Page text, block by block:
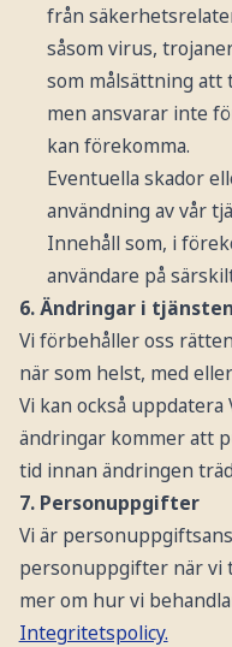
från
såsom virus,
som målsättning att
men ansvarar inte
kan förekomma.
Eventuella skador
användning av vår
Innehåll som, i
användare på
6. Ändringar i
Vi förbehåller oss
när som helst, med
Vi kan också
ändringar kommer att
tid innan ändringen
7. Personuppgifter
Vi är
personuppgifter när vi
mer om hur vi
Integritetspolicy.